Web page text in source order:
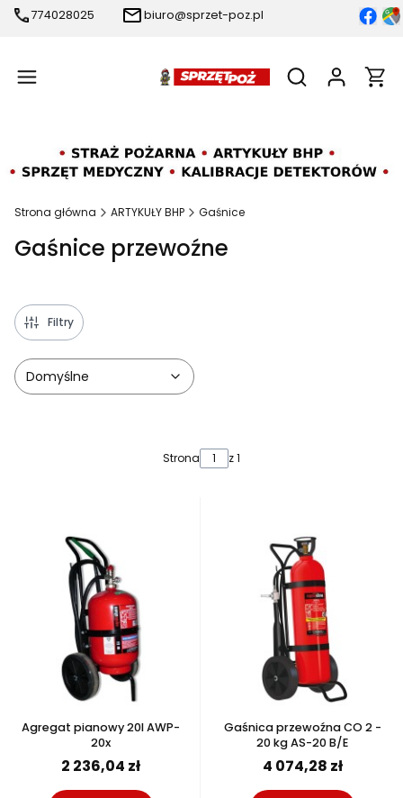
774028025 biuro@sprzet-poz.pl
Otwórz
Strona główna ARTYKUŁY BHP Gaśnice
Gaśnice przewoźne
Filtry
Domyślne
Strona z 1
Agregat pianowy 20l AWP-
20x
2 236,04 zł
Gaśnica przewoźna CO 2 -
20 kg AS-20 B/E
4 074,28 zł